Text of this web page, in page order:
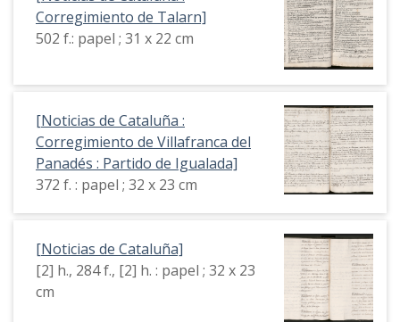
Corregimiento de Talarn]
502 f.: papel ; 31 x 22 cm
[Noticias de Cataluña :
Corregimiento de Villafranca del
Panadés : Partido de Igualada]
372 f. : papel ; 32 x 23 cm
[Noticias de Cataluña]
[2] h., 284 f., [2] h. : papel ; 32 x 23
cm